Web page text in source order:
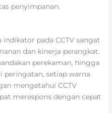
penyimpanan.
pada CCTV sangat
dan kinerja perangkat.
perekaman, hingga
setiap warna
mengetahui CCTV
merespons dengan cepat